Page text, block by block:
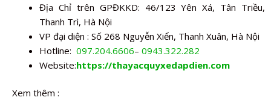
Địa Chỉ trên GPĐKKD: 46/123 Yên Xá, Tân Triều,
Thanh Trì, Hà Nội
VP đại diện : Số 268 Nguyễn Xiển, Thanh Xuân, Hà Nội
Hotline: 097.204.6606– 0943.322.282
Website:https://thayacquyxedapdien.com
Xem thêm :